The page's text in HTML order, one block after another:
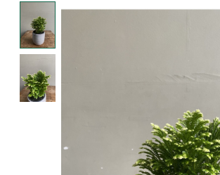
Product image slideshow Items